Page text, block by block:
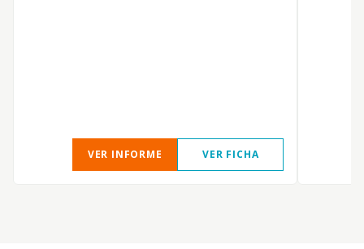
VER INFORME VER FICHA